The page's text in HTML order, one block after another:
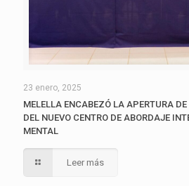
23 enero, 2025
MELELLA ENCABEZÓ LA APERTURA
DEL NUEVO CENTRO DE ABORDAJE
MENTAL
Leer más